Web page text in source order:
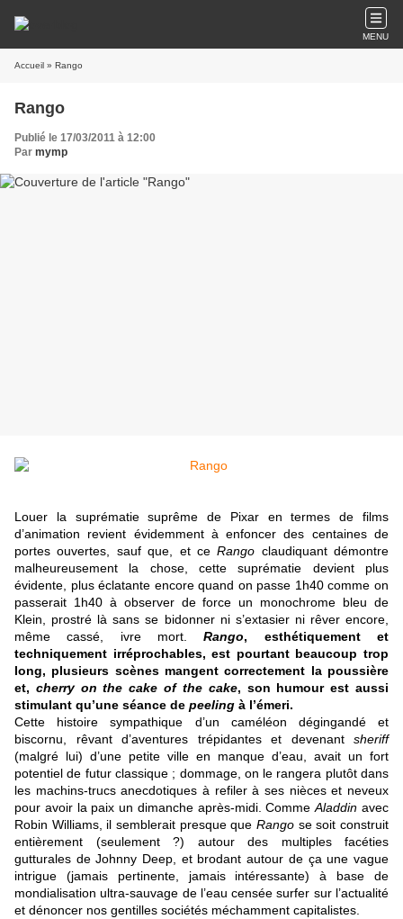
MENU
Accueil » Rango
Rango
Publié le 17/03/2011 à 12:00
Par mymp
Louer la suprématie suprême de Pixar en termes de films
d’animation revient évidemment à enfoncer des centaines de
portes ouvertes, sauf que, et ceRango claudiquant démontre
malheureusement la chose, cette suprématie devient plus
évidente, plus éclatante encore quand on passe 1h40 comme on
passerait 1h40 à observer de force un monochrome bleu de
Klein, prostré là sans se bidonner ni s’extasier ni rêver encore,
même cassé, ivre mort.Rango, esthétiquement et
techniquement irréprochables, est pourtant beaucoup trop
long, plusieurs scènes mangent correctement la poussière
et, cherry on the cake of the cake, son humour est aussi
stimulant qu’une séance de peeling à l’émeri.
Cette histoire sympathique d’un caméléon dégingandé et
biscornu, rêvant d’aventures trépidantes et devenant sheriff
(malgré lui) d’une petite ville en manque d’eau, avait un fort
potentiel de futur classique ; dommage, on le rangera plutôt dans
les machins-trucs anecdotiques à refiler à ses nièces et neveux
pour avoir la paix un dimanche après-midi. CommeAladdin avec
Robin Williams, il semblerait presque que Rango se soit construit
entièrement (seulement ?) autour des multiples facéties
gutturales de Johnny Deep, et brodant autour de ça une vague
intrigue (jamais pertinente, jamais intéressante) à base de
mondialisation ultra-sauvage de l’eau censée surfer sur l’actualité
et dénoncer nos gentilles sociétés méchamment capitalistes.